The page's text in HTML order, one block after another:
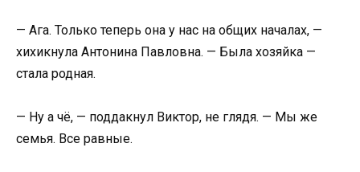
— Ага. Только теперь она у нас на общих началах, —
хихикнула Антонина Павловна. — Была хозяйка —
стала родная.
— Ну а чё, — поддакнул Виктор, не глядя. — Мы же
семья. Все равные.